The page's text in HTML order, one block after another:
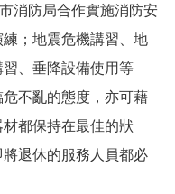
消防局合作實施消防安
；地震危機講習、地
、垂降設備使用等
不亂的態度，亦可藉
都保持在最佳的狀
退休的服務人員都必